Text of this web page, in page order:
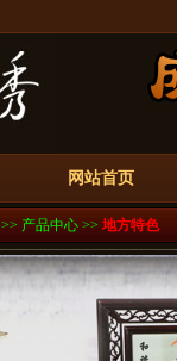
网站首页
>> 产品中心 >> 地方特色